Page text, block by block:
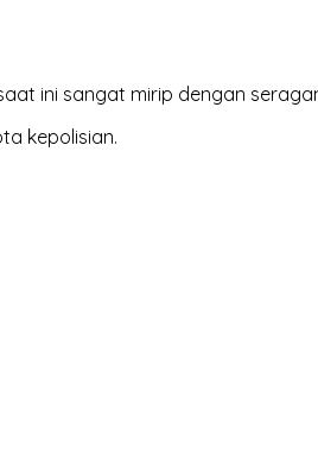
ini sangat mirip dengan
kepolisian.